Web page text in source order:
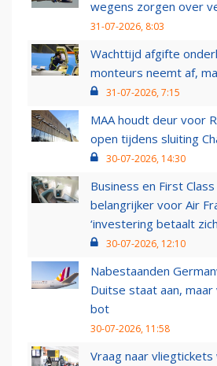
wegens zorgen over
31-07-2026, 8:03
Wachttijd afgifte
monteurs neemt af,
31-07-2026, 7:15
MAA houdt deur voor
open tijdens sluiting
30-07-2026, 14:30
Business en First
belangrijker voor Air
‘investering betaalt
30-07-2026, 12:10
Nabestaanden
Duitse staat aan,
bot
30-07-2026, 11:58
Vraag naar